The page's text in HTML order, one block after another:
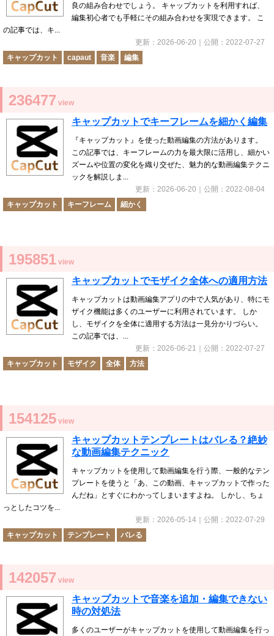
良の組み合わせでしょう。 キャップカットを利用すれば、
編集初心者でも手軽にその組み合わせを実現できます。 こ
の記事では、キ...
更新： 2026-06-20 ｜公開： 2022-07-27
キャップカット
capaut 音楽 編集
236477 view
キャップカットでキーフレームを細かく編集
『キャップカット』を使った動画編集の方法があります。
この記事では、キーフレームの力を最大限に活用し、細かい
ズームや位置の変化を織り交ぜた、魅力的な動画編集テクニ
ックを解説しま...
更新： 2026-06-20 ｜公開： 2022-08-04
キャップカット
キーフレーム 細かく
195851 view
キャップカットでモザイク全体への適用方法
キャップカットは動画編集アプリの中で人気があり、特にモ
ザイク機能は多くのユーザーに利用されています。 しか
し、モザイクを全体に適用する方法は一見分かりづらい。
この記事では、...
更新： 2026-06-21 ｜公開： 2022-07-27
キャップカット
モザイク 全体 方法
154125 view
キャップカットテンプレートはバレる？絶妙
な動画編集テクニック
キャップカットを使用して動画編集を行う際、一般的なテン
プレートを使うと「あ、この動画、キャップカットで作った
んだね」とすぐにわかってしまいますよね。 しかし、ちょ
っとしたコツを...
更新： 2026-05-14 ｜公開： 2022-07-29
キャップカット
テンプレート バレる
142057 view
キャップカットで音楽を追加・編集できない
時の対処法
多くのユーザーがキャップカットを使用して動画編集を行っ